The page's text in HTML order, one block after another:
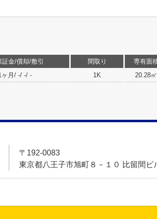
金/償却/敷引 間取り
専有面
ヶ月/ -/ -/ - 1K 20.28㎡
〒192-0083
東京都八王子市旭町８－１０ 比留間ビ